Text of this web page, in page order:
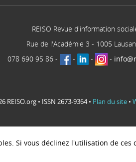
REISO Revue d'information
Rue de l'Académie 3 - 1005
078 690 95 86 - - - -
REISO.org • ISSN 2673-9364 • Plan du site •
Si vous déclinez l'utilisation de